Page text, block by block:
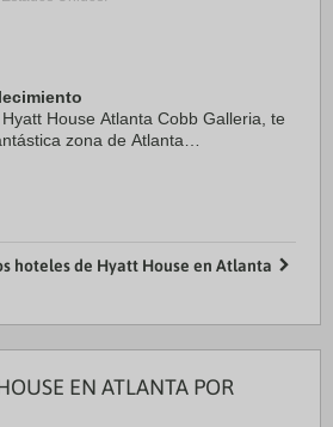
House Atlanta Cobb Galleria, te
zona de Atlanta
Fox Theater. ...
hoteles de Hyatt House en Atlanta
EN ATLANTA POR